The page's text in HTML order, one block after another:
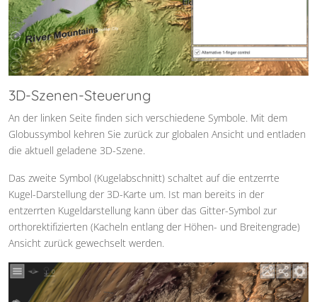
3D-Szenen-Steuerung
An der linken Seite finden sich verschiedene Symbole. Mit dem
Globussymbol kehren Sie zurück zur globalen Ansicht und entladen
die aktuell geladene 3D-Szene.
Das zweite Symbol (Kugelabschnitt) schaltet auf die entzerrte
Kugel-Darstellung der 3D-Karte um. Ist man bereits in der
entzerrten Kugeldarstellung kann über das Gitter-Symbol zur
orthorektifizierten (Kacheln entlang der Höhen- und Breitengrade)
Ansicht zurück gewechselt werden.